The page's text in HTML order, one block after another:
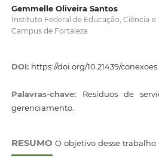
Gemmelle Oliveira Santos
Instituto Federal de Educação, Ciência e
Campus de Fortaleza
DOI: https://doi.org/10.21439/
Palavras-chave: Resíduos de
gerenciamento.
RESUMO O objetivo desse